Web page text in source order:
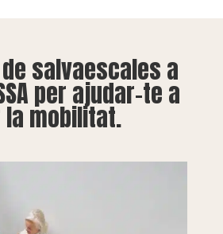
salvaescales a
per ajudar-te a
mobilitat.